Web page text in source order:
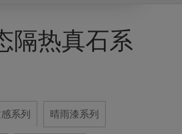
隔热真石系
系列 晴雨漆系列